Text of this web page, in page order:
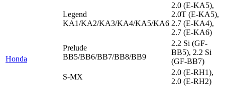
Honda
Legend
KA1/KA2/KA3/KA4/KA5/KA6
2.0 (E-KA5),
2.0T (E-KA5),
2.7 (E-KA4),
2.7 (E-KA6)
Prelude
BB5/BB6/BB7/BB8/BB9
2.2 Si (GF-
BB5), 2.2 Si
(GF-BB7)
S-MX
2.0 (E-RH1),
2.0 (E-RH2)